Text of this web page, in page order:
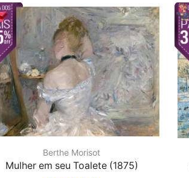
Berthe Morisot
Mulher em seu Toalete (1875)